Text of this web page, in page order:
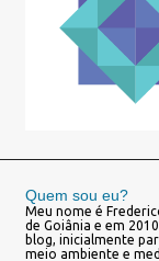
Quem sou eu?
Meu nome é
de Goiânia e em
blog, inicialmente
meio ambiente e